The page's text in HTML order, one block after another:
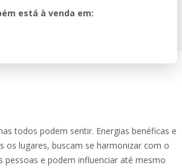
está à venda em:
todos podem sentir. Energias benéficas e
os lugares, buscam se harmonizar com o
pessoas e podem influenciar até mesmo